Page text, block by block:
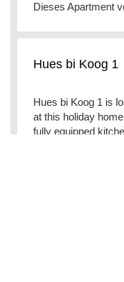
Dieses Apartment
Hues bi Koog 1
Hues bi Koog 1 is
at this holiday
fully equipped